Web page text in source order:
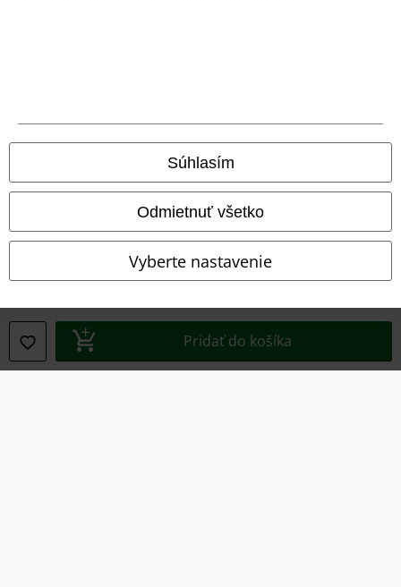
Súhlasím
Odmietnuť všetko
Vyberte nastavenie
Pridať do košíka
Právne informácie
Podmienky
Imprint
Ochrana osobných údajov
Likvidácia odpadu a ochrana životného prostredia
Vyhlásenie o zhode
Informácie o prístupnosti